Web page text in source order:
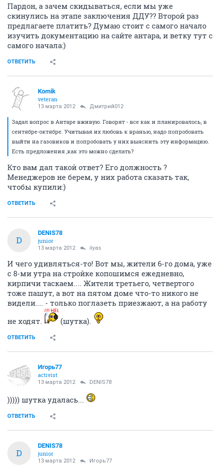
Пардон, а зачем скидываться, если мы уже
скинулись на этапе заключения ДДУ?? Второй раз
предлагаете платить? Думаю стоит с самого начало
изучить документацию на сайте антара, и ветку тут с
самого начала:)
ОТВЕТИТЬ
Komik
veteran
13 марта 2012 Дмитрий012
Задал вопрос в Антаре вживую. Говорят - все как и планировалось, в
сентябре-октябре. Учитывая их любовь к вранью, надо попробовать
выйти на газовиков и попробовать у них выяснить эту информацию.
Есть предложения ,как это можно сделать?
Кто вам дал такой ответ? Его должность ?
Менеджеров не берем, у них работа сказать так,
чтобы купили:)
ОТВЕТИТЬ
D
DENIS78
junior
13 марта 2012 ilyas
И чего удивляться-то! Вот мы, жители 6-го дома, уже
с 8-ми утра на стройке копошимся ежедневно,
кирпичи таскаем.... Жители третьего, четвертого
тоже пашут, а вот на пятом доме что-то никого не
видели.... - только поглазеть приезжают, а на работу
не ходят.
(шутка).
ОТВЕТИТЬ
Игорь77
activist
13 марта 2012 DENIS78
))))) шутка удалась...
ОТВЕТИТЬ
D
DENIS78
junior
13 марта 2012 Игорь77